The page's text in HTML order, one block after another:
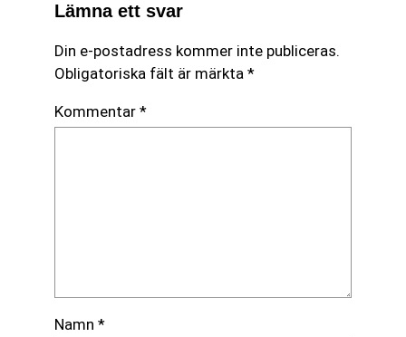
Lämna ett svar
Din e-postadress kommer inte publiceras.
Obligatoriska fält är märkta *
Kommentar *
Namn *